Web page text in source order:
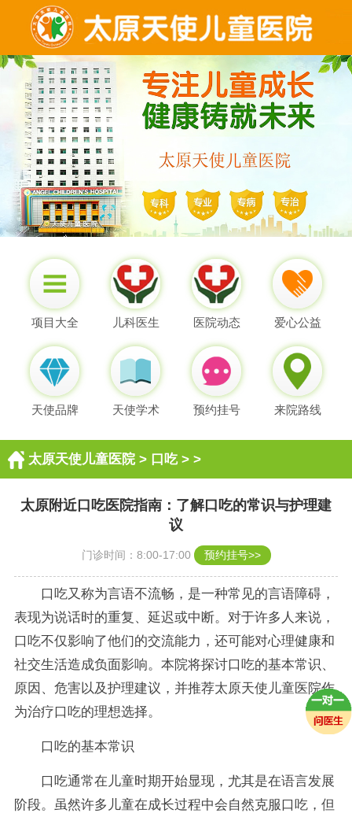
项目大全 儿科医生 医院动态 爱心公益
天使品牌 天使学术 预约挂号 来院路线
太原天使儿童医院> 口吃> >
太原附近口吃医院指南：了解口吃的常识与护理建
议
门诊时间：8:00-17:00 预约挂号>>
口吃又称为言语不流畅，是一种常见的言语障碍，
表现为说话时的重复、延迟或中断。对于许多人来说，
口吃不仅影响了他们的交流能力，还可能对心理健康和
社交生活造成负面影响。本院将探讨口吃的基本常识、
原因、危害以及护理建议，并推荐太原天使儿童医院作
为治疗口吃的理想选择。
口吃的基本常识
口吃通常在儿童时期开始显现，尤其是在语言发展
阶段。虽然许多儿童在成长过程中会自然克服口吃，但